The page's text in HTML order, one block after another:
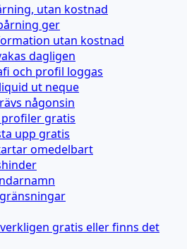
utan kostnad
ger
utan kostnad
dagligen
och profil loggas
ut neque
någonsin
gratis
upp gratis
omedelbart
gratis eller finns det